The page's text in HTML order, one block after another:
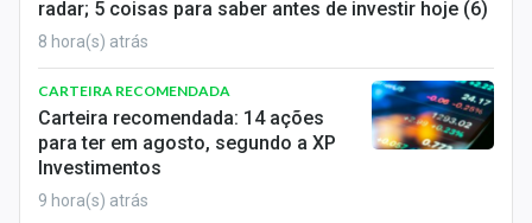
radar; 5 coisas para saber antes de investir hoje (6)
8 hora(s) atrás
CARTEIRA RECOMENDADA
Carteira recomendada: 14 ações
para ter em agosto, segundo a XP
Investimentos
9 hora(s) atrás